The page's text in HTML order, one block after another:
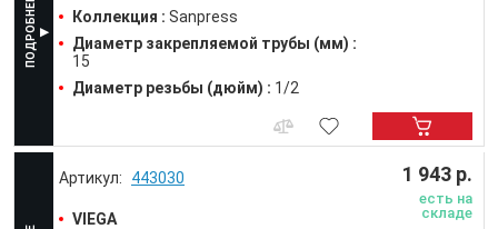
Коллекция : Sanpress
Диаметр закрепляемой трубы (мм) :
15
Диаметр резьбы (дюйм) : 1/2
443030
VIEGA
1 943 р.
есть на
складе